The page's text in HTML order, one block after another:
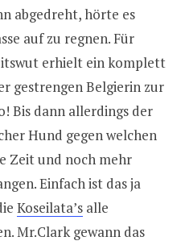
abgedreht, hörte es
auf zu regnen. Für
erhielt ein komplett
gestrengen Belgierin zur
Bis dann allerdings der
Hund gegen welchen
Zeit und noch mehr
Einfach ist das ja
Koseilata’s alle
Mr.Clark gewann das